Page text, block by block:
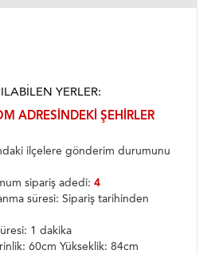
YERLER:
ADRESINDEKI ŞEHIRLER
ilçelere gönderim durumunu
sipariş adedi: 4
süresi: Sipariş tarihinden
1 dakika
60cm Yükseklik: 84cm